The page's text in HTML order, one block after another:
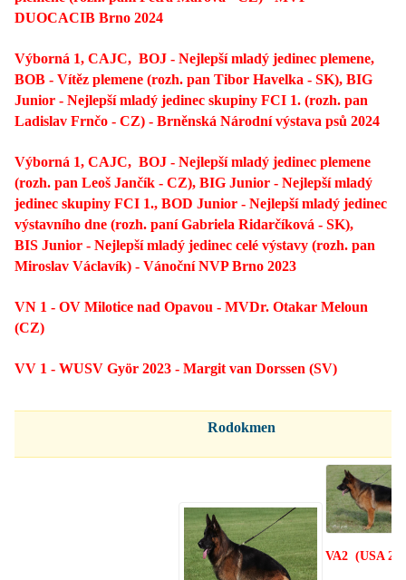
DUOCACIB Brno 2024
Výborná 1, CAJC,BOJ - Nejlepší mladý jedinec plemene,
BOB - Vítěz plemene (rozh. pan Tibor Havelka - SK),BIG
Junior - Nejlepší mladý jedinec skupiny FCI 1. (rozh. pan
Ladislav Frnčo - CZ) - Brněnská Národní výstava psů 2024
Výborná 1, CAJC,BOJ - Nejlepší mladý jedinec plemene
(rozh. pan Leoš Jančík - CZ),BIG Junior - Nejlepší mladý
jedinec skupiny FCI 1.,BOD Junior - Nejlepší mladý jedinec
výstavního dne (rozh. paní Gabriela Ridarčíková - SK),
BIS Junior - Nejlepší mladý jedinec celé výstavy (rozh. pan
Miroslav Václavík) - Vánoční NVP Brno 2023
VN 1 - OV Milotice nad Opavou - MVDr. Otakar Meloun
(CZ)
VV 1 - WUSV Györ 2023 - Margit van Dorssen (SV)
Rodokmen
VA2 (USA